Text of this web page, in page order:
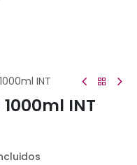
INT
1000ml INT